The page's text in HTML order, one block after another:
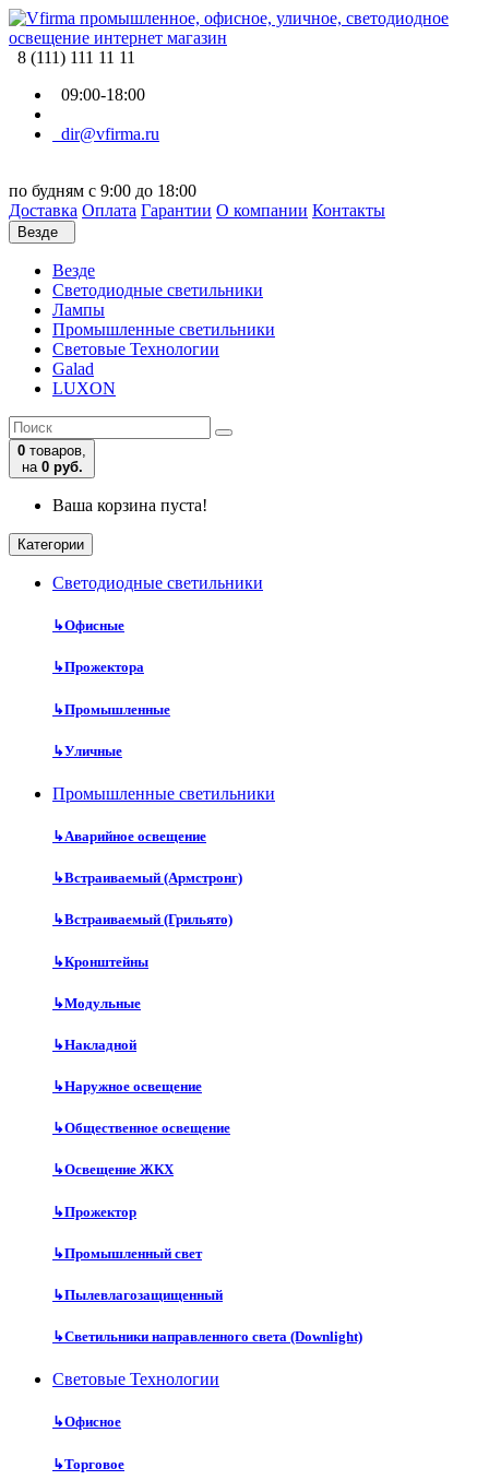
8 (111) 111 11 11
09:00-18:00
dir@vfirma.ru
по будням с 9:00 до 18:00
Доставка Оплата Гарантии О компании Контакты
Везде
Везде
Cветодиодные светильники
Лампы
Промышленные светильники
Световые Технологии
Galad
LUXON
0 товаров,
на 0 руб.
Ваша корзина пуста!
Категории
Cветодиодные светильники
↳Офисные
↳Прожектора
↳Промышленные
↳Уличные
Промышленные светильники
↳Аварийное освещение
↳Встраиваемый (Армстронг)
↳Встраиваемый (Грильято)
↳Кронштейны
↳Модульные
↳Накладной
↳Наружное освещение
↳Общественное освещение
↳Освещение ЖКХ
↳Прожектор
↳Промышленный свет
↳Пылевлагозащищенный
↳Светильники направленного света (Downlight)
Световые Технологии
↳Офисное
↳Торговое